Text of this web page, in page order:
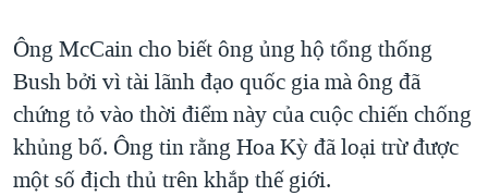
Ông McCain cho biết ông ủng hộ tổng thống
Bush bởi vì tài lãnh đạo quốc gia mà ông đã
chứng tỏ vào thời điểm này của cuộc chiến chống
khủng bố. Ông tin rằng Hoa Kỳ đã loại trừ được
một số địch thủ trên khắp thế giới.